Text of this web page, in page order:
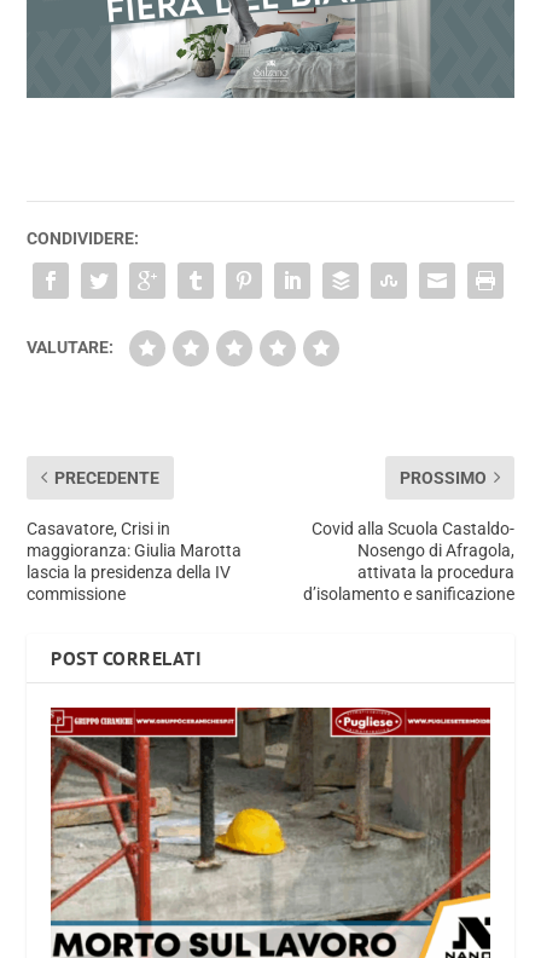
CONDIVIDERE:
VALUTARE:
PRECEDENTE
Casavatore, Crisi in
maggioranza: Giulia Marotta
lascia la presidenza della IV
commissione
PROSSIMO
Covid alla Scuola Castaldo-
Nosengo di Afragola,
attivata la procedura
d’isolamento e sanificazione
POST CORRELATI